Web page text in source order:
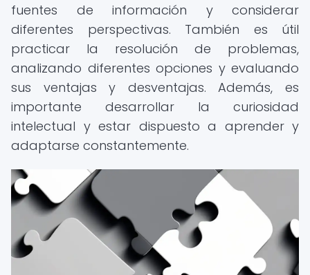
fuentes de información y considerar
diferentes perspectivas. También es útil
practicar la resolución de problemas,
analizando diferentes opciones y evaluando
sus ventajas y desventajas. Además, es
importante desarrollar la curiosidad
intelectual y estar dispuesto a aprender y
adaptarse constantemente.